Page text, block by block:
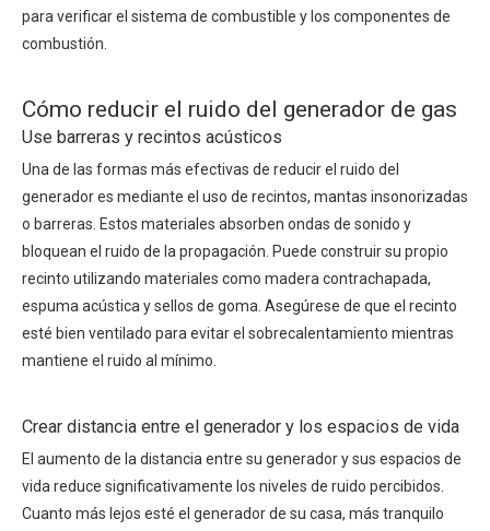
para verificar el sistema de combustible y los componentes de
combustión.
Cómo reducir el ruido del generador de gas
Use barreras y recintos acústicos
Una de las formas más efectivas de reducir el ruido del
generador es mediante el uso de recintos, mantas insonorizadas
o barreras. Estos materiales absorben ondas de sonido y
bloquean el ruido de la propagación. Puede construir su propio
recinto utilizando materiales como madera contrachapada,
espuma acústica y sellos de goma. Asegúrese de que el recinto
esté bien ventilado para evitar el sobrecalentamiento mientras
mantiene el ruido al mínimo.
Crear distancia entre el generador y los espacios de vida
El aumento de la distancia entre su generador y sus espacios de
vida reduce significativamente los niveles de ruido percibidos.
Cuanto más lejos esté el generador de su casa, más tranquilo